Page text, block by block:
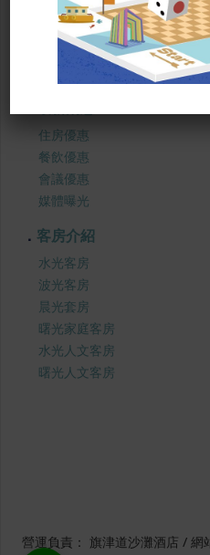
關於我們
住房優惠
餐飲優惠
會議優惠
媒體曝光
客房介紹
水光客房
波光客房
晨光套房
曙光家庭客房
水光人文客房
曙光人文客房
營運負責： 旗津道沙灘酒店 /